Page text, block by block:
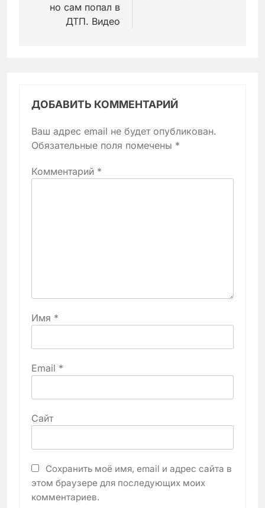
но сам попал в
ДТП. Видео
ДОБАВИТЬ КОММЕНТАРИЙ
Ваш адрес email не будет опубликован.
Обязательные поля помечены *
Комментарий *
Имя *
Email *
Сайт
Сохранить моё имя, email и адрес сайта в
этом браузере для последующих моих
комментариев.